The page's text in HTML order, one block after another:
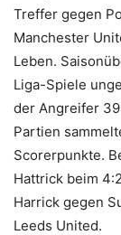
Treffer gegen
Manchester
Leben.
Liga-Spiele
der Angreifer
Partien
Scorerpunkte.
Hattrick beim
Harrick gegen
Leeds United.